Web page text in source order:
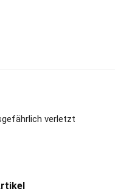
verletzt